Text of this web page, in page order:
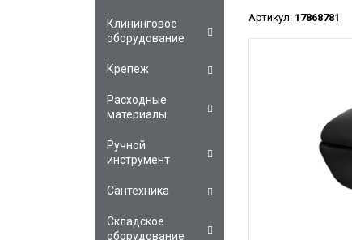
Артикул: 17868781
Клининговое
оборудование
Крепеж
Расходные
материалы
Ручной
инструмент
Сантехника
Складское
оборудование